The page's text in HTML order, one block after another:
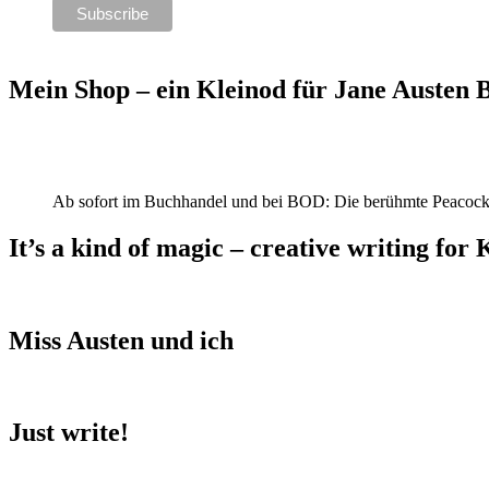
Mein Shop – ein Kleinod für Jane Austen
Ab sofort im Buchhandel und bei BOD: Die berühmte
It’s a kind of magic – creative writing for
Miss Austen und ich
Just write!